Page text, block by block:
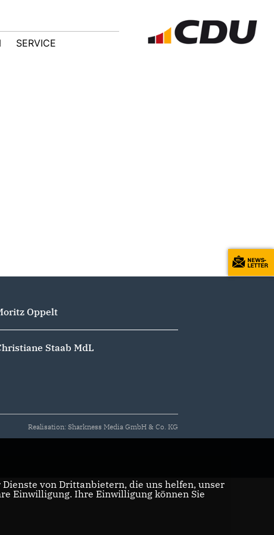
SERVICE
Oppelt
Staab MdL
Realisation: Sharkness Media GmbH & Co. KG
von Drittanbietern, die uns helfen, unser
Einwilligung. Ihre Einwilligung können Sie